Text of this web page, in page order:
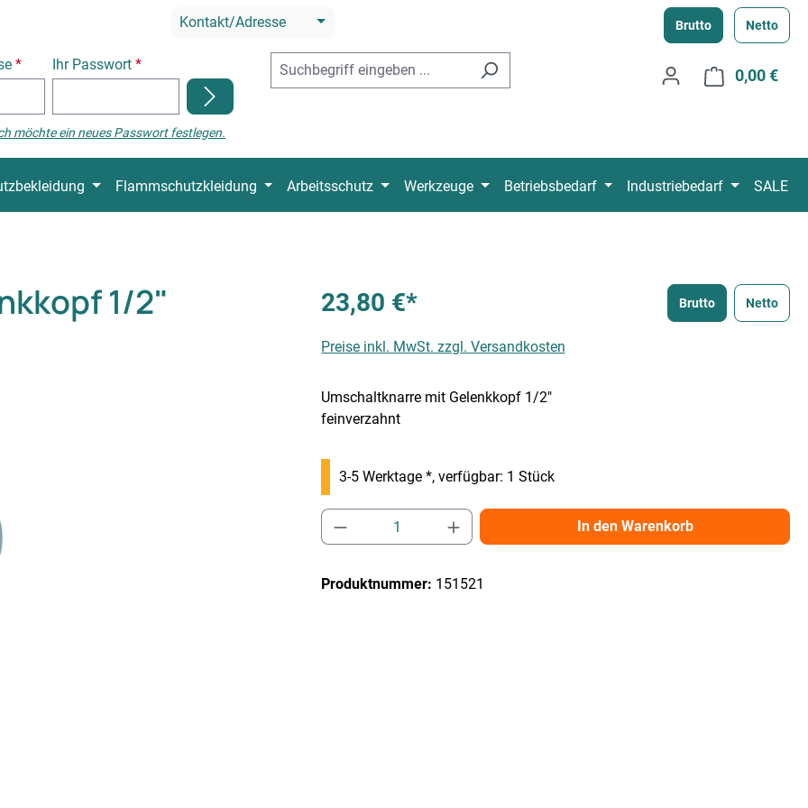
Kontakt/Adresse
* Ihr Passwort*
möchte ein neues Passwort festlegen.
Brutto Netto
0,00 €
Flammschutzkleidung Arbeitsschutz Werkzeuge Betriebsbedarf Industriebedarf SALE
1/2" 23,80 €* Brutto Netto
Preise inkl. MwSt. zzgl. Versandkosten
Umschaltknarre mit Gelenkkopf 1/2"
feinverzahnt
3-5 Werktage *, verfügbar: 1 Stück
Produkt Anzahl: Gib den gewünschten Wert ein
In den Warenkorb
Produktnummer: 151521